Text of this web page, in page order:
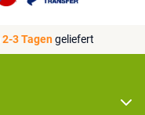
2-3 Tagengeliefert